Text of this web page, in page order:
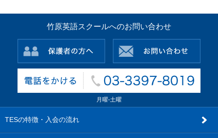
TESの特徴・入会の流れ
竹原英語スクールへのお問い合わせ
月曜-土曜